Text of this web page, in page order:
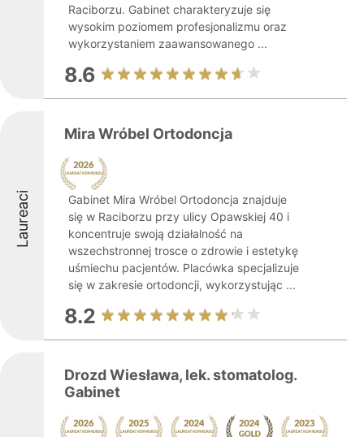
Raciborzu. Gabinet charakteryzuje się
wysokim poziomem profesjonalizmu oraz
wykorzystaniem zaawansowanego ...
8.6
Laureaci
Mira Wróbel Ortodoncja
Gabinet Mira Wróbel Ortodoncja znajduje
się w Raciborzu przy ulicy Opawskiej 40 i
koncentruje swoją działalność na
wszechstronnej trosce o zdrowie i estetykę
uśmiechu pacjentów. Placówka specjalizuje
się w zakresie ortodoncji, wykorzystując ...
8.2
Drozd Wiesława, lek. stomatolog.
Gabinet